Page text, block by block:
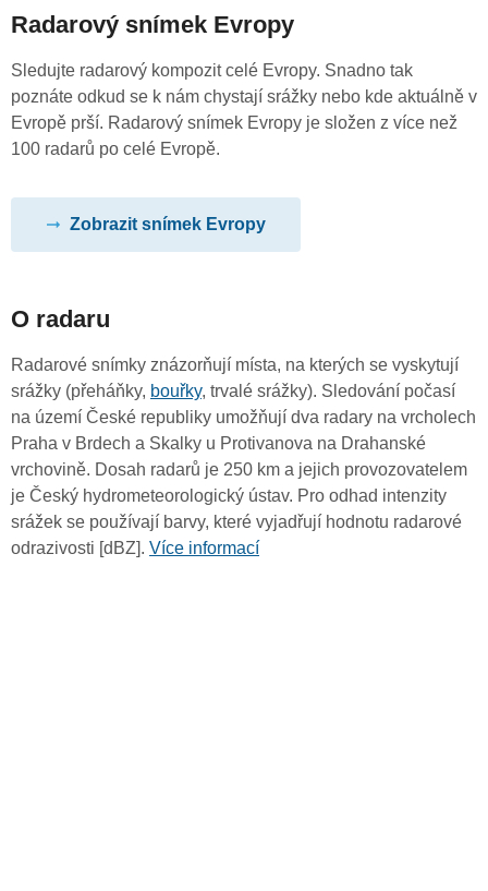
Radarový snímek Evropy
Sledujte radarový kompozit celé Evropy. Snadno tak
poznáte odkud se k nám chystají srážky nebo kde aktuálně v
Evropě prší. Radarový snímek Evropy je složen z více než
100 radarů po celé Evropě.
Zobrazit snímek Evropy
O radaru
Radarové snímky znázorňují místa, na kterých se vyskytují
srážky (přeháňky, bouřky, trvalé srážky). Sledování počasí
na území České republiky umožňují dva radary na vrcholech
Praha v Brdech a Skalky u Protivanova na Drahanské
vrchovině. Dosah radarů je 250 km a jejich provozovatelem
je Český hydrometeorologický ústav. Pro odhad intenzity
srážek se používají barvy, které vyjadřují hodnotu radarové
odrazivosti [dBZ]. Více informací